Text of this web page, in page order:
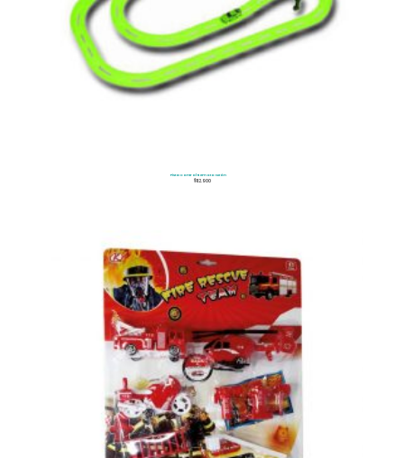
Pista Control Remoto Neón
$112.900